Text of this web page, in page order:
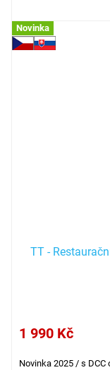
Novinka
TT -
1 990 Kč
Novinka 2025 / s DCC